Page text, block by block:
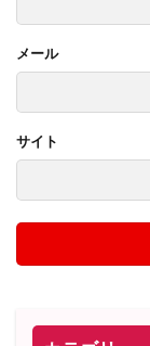
メール
サイト